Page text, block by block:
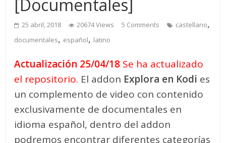
[Documentales]
25 abril, 2018 20674 Views 5 Comments castellano,
documentales, español, latino
Actualización 25/04/18 Se ha actualizado
el repositorio. El addon Explora en Kodi es
un complemento de video con contenido
exclusivamente de documentales en
idioma español, dentro del addon
podremos encontrar diferentes categorías